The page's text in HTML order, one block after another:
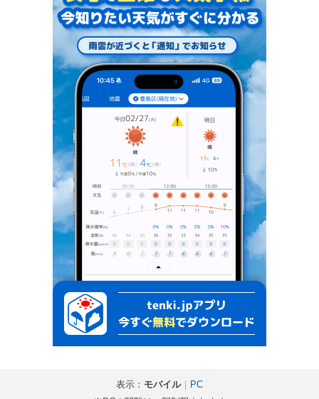
表示： モバイル｜ PC